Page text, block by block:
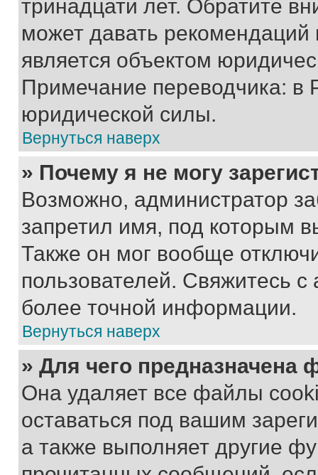
тринадцати лет. Обратите
может давать
является объектом
Примечание переводчика: в
юридической силы.
Вернуться наверх
» Почему я не могу
Возможно, администратор
запретил имя, под которым
Также он мог вообще
пользователей. Свяжитесь
более точной информации.
Вернуться наверх
» Для чего предназначена
Она удаляет все файлы
оставаться под вашим
а также выполняет другие